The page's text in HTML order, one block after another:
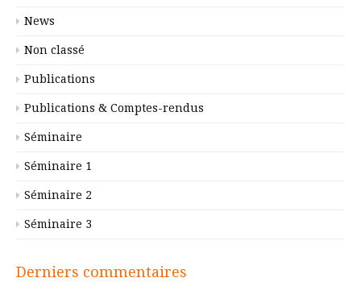
News
Non classé
Publications
Publications & Comptes-rendus
Séminaire
Séminaire 1
Séminaire 2
Séminaire 3
Derniers commentaires